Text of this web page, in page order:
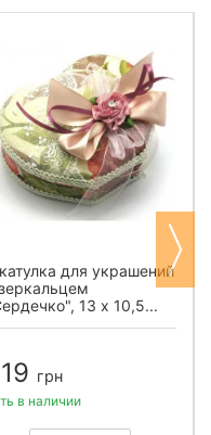
для украшений
13 х 10,5...
грн
в наличии